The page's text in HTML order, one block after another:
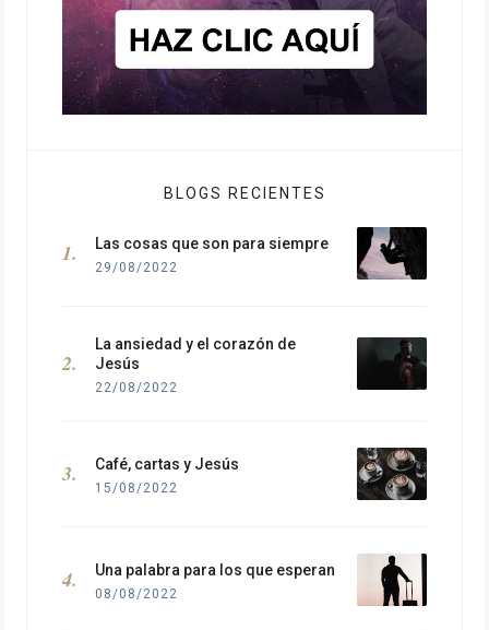
BLOGS RECIENTES
Las cosas que son para siempre
29/08/2022
La ansiedad y el corazón de
Jesús
22/08/2022
Café, cartas y Jesús
15/08/2022
Una palabra para los que esperan
08/08/2022